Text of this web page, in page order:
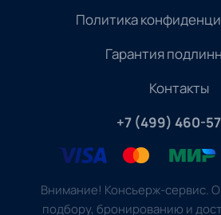
Политика
Гарантия
Контакты
+7 (499) 460-
Внимание! Консьерж-сервис.
подбору, бронированию и